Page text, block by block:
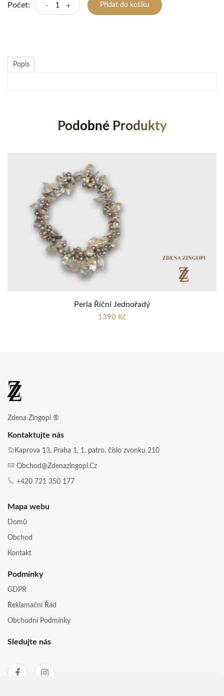
Počet: - + Přidat do košíku
Popis
Podobné Produkty
Perla Říční Jednořadý
1390 Kč
Zdena Zingopi ®
Kontaktujte nás
Kaprova 13, Praha 1, 1. patro, číslo zvonku 210
Obchod@zdenazingopi.cz
+420 721 350 177
Mapa webu
Domů
Obchod
Kontakt
Podmínky
GDPR
Reklamační Řád
Obchodní Podmínky
Sledujte nás